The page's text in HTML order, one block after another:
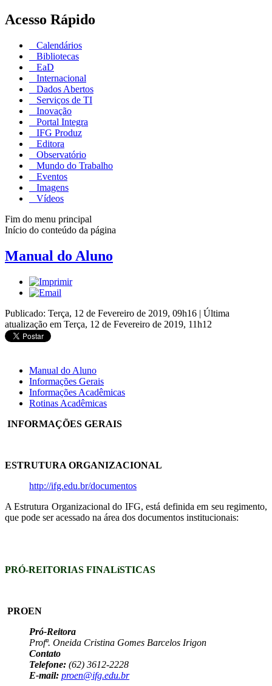
Acesso Rápido
Calendários
Bibliotecas
EaD
Internacional
Dados Abertos
Serviços de TI
Inovação
Portal Integra
IFG Produz
Editora
Observatório
Mundo do Trabalho
Eventos
Imagens
Vídeos
Fim do menu principal
Início do conteúdo da página
Manual do Aluno
Publicado: Terça, 12 de Fevereiro de 2019, 09h16 | Última
atualização em Terça, 12 de Fevereiro de 2019, 11h12
Manual do Aluno
Informações Gerais
Informações Acadêmicas
Rotinas Acadêmicas
INFORMAÇÕES GERAIS
ESTRUTURA ORGANIZACIONAL
http://ifg.edu.br/documentos
A Estrutura Organizacional do IFG, está definida em seu regimento,
que pode ser acessado na área dos documentos institucionais:
PRÓ-REITORIAS FINALíSTICAS
PROEN
Pró-Reitora
Profª. Oneida Cristina Gomes Barcelos Irigon
Contato
Telefone: (62) 3612-2228
E-mail: proen@ifg.edu.br